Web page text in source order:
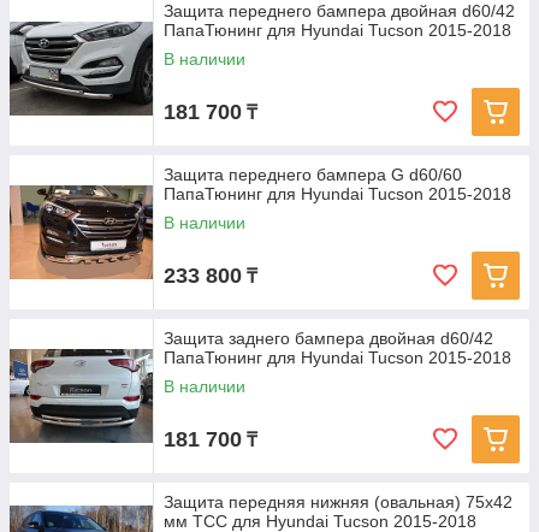
Защита переднего бампера двойная d60/42
ПапаТюнинг для Hyundai Tucson 2015-2018
В наличии
181 700 ₸
Защита переднего бампера G d60/60
ПапаТюнинг для Hyundai Tucson 2015-2018
В наличии
233 800 ₸
Защита заднего бампера двойная d60/42
ПапаТюнинг для Hyundai Tucson 2015-2018
В наличии
181 700 ₸
Защита передняя нижняя (овальная) 75х42
мм ТСС для Hyundai Tucson 2015-2018